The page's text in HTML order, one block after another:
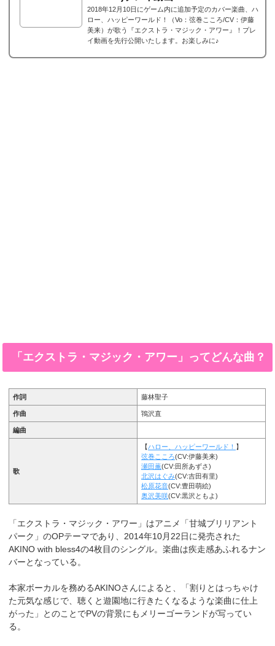
2018年12月10日にゲーム内に追加予定のカバー楽曲、ハ
ロー、ハッピーワールド！（Vo：弦巻こころ/CV：伊藤
美来）が歌う『エクストラ・マジック・アワー』！プレ
イ動画を先行公開いたします。お楽しみに♪
「エクストラ・マジック・アワー」ってどんな曲？
作詞 藤林聖子
作曲 鴇沢直
編曲
歌
【ハロー、ハッピーワールド！ 】
弦巻こころ(CV:伊藤美来)
瀬田薫(CV:田所あずさ)
北沢はぐみ(CV:吉田有里)
松原花音(CV:豊田萌絵)
奥沢美咲(CV:黒沢ともよ)
「エクストラ・マジック・アワー」はアニメ「甘城ブリリアント
パーク」のOPテーマであり、2014年10月22日に発売された
AKINO with bless4の4枚目のシングル。楽曲は疾走感あふれるナン
バーとなっている。
本家ボーカルを務めるAKINOさんによると、「割りとはっちゃけ
た元気な感じで、聴くと遊園地に行きたくなるような楽曲に仕上
がった」とのことでPVの背景にもメリーゴーランドが写ってい
る。